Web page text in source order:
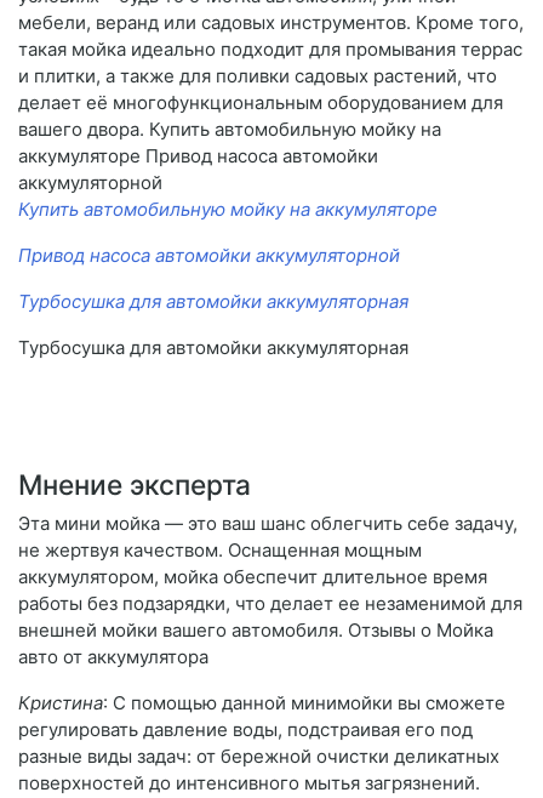
мебели, веранд или садовых инструментов. Кроме того,
такая мойка идеально подходит для промывания террас
и плитки, а также для поливки садовых растений, что
делает её многофункциональным оборудованием для
вашего двора. Купить автомобильную мойку на
аккумуляторе Привод насоса автомойки
аккумуляторной
Купить автомобильную мойку на аккумуляторе
Привод насоса автомойки аккумуляторной
Турбосушка для автомойки аккумуляторная
Турбосушка для автомойки аккумуляторная
Мнение эксперта
Эта мини мойка — это ваш шанс облегчить себе задачу,
не жертвуя качеством. Оснащенная мощным
аккумулятором, мойка обеспечит длительное время
работы без подзарядки, что делает ее незаменимой для
внешней мойки вашего автомобиля. Отзывы о Мойка
авто от аккумулятора
Кристина: С помощью данной минимойки вы сможете
регулировать давление воды, подстраивая его под
разные виды задач: от бережной очистки деликатных
поверхностей до интенсивного мытья загрязнений.